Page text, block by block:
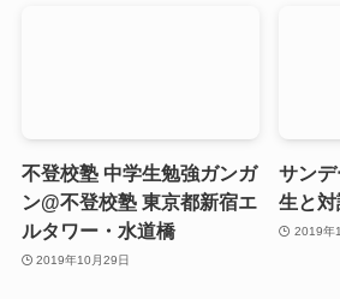
不登校塾 中学生勉強ガンガ
ン@不登校塾 東京都新宿エ
ルタワー・水道橋
2019年10月29日
サン
生と
2019年